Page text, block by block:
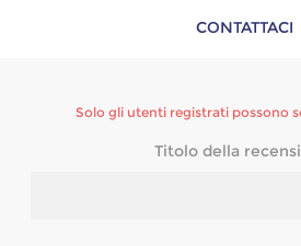
CONTATTACI
Solo gli utenti registrati possono
Titolo della